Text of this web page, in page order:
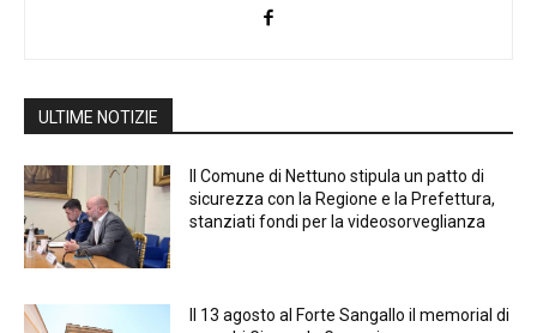
ULTIME NOTIZIE
Il Comune di Nettuno stipula un patto di
sicurezza con la Regione e la Prefettura,
stanziati fondi per la videosorveglianza
Il 13 agosto al Forte Sangallo il memorial di